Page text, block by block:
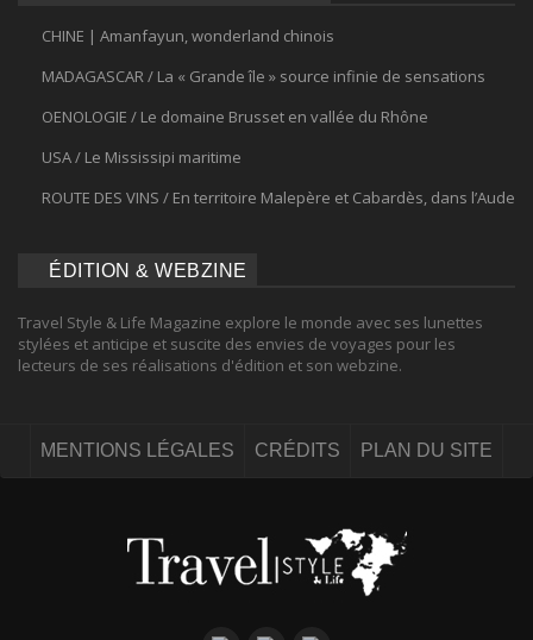
CHINE | Amanfayun, wonderland chinois
MADAGASCAR / La « Grande île » source infinie de sensations
OENOLOGIE / Le domaine Brusset en vallée du Rhône
USA / Le Mississipi maritime
ROUTE DES VINS / En territoire Malepère et Cabardès, dans l’Aude
ÉDITION & WEBZINE
Travel Style & Life Magazine explore le monde avec ses lunettes
stylées et anticipe et suscite des envies de voyages pour les
lecteurs de ses réalisations d'édition et son webzine.
MENTIONS LÉGALES CRÉDITS PLAN DU SITE